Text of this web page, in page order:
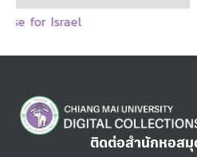
ติดต่อสำนักหอสมุ